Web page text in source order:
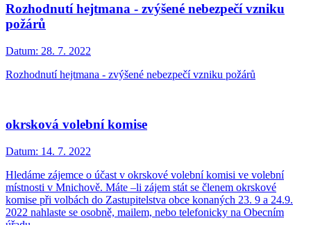
Rozhodnutí hejtmana - zvýšené nebezpečí vzniku
požárů
Datum: 28. 7. 2022
Rozhodnutí hejtmana - zvýšené nebezpečí vzniku požárů
okrsková volební komise
Datum: 14. 7. 2022
Hledáme zájemce o účast v okrskové volební komisi ve volební
místnosti v Mnichově. Máte –li zájem stát se členem okrskové
komise při volbách do Zastupitelstva obce konaných 23. 9 a 24.9.
2022 nahlaste se osobně, mailem, nebo telefonicky na Obecním